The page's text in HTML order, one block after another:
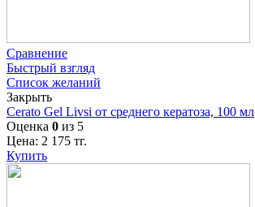
Сравнение
Быстрый взгляд
Список желаний
Закрыть
Cerato Gel Livsi от среднего кератоза, 100 мл
Оценка 0 из 5
Цена: 2 175 тг.
Купить